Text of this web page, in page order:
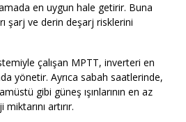
en uygun hale getirir. Buna
şarj ve derin deşarj risklerini
çalışan MPTT, inverteri en
yönetir. Ayrıca sabah saatlerinde,
gibi güneş ışınlarının en az
artırır.